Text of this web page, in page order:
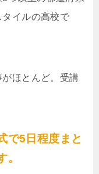
イルの高校で
ほとんど。受講
で5日程度まと
。